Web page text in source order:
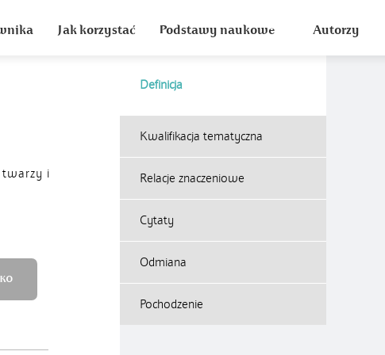
Jak korzystać Podstawy naukowe Autorzy
Definicja
twarzy i
Kwalifikacja tematyczna
Relacje znaczeniowe
Cytaty
Odmiana
Pochodzenie